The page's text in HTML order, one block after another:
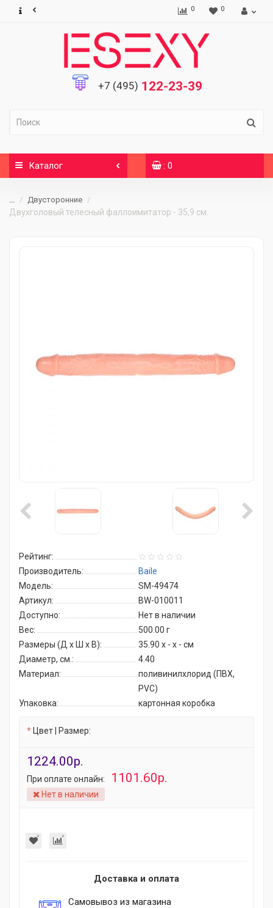
0 0
+7 (495) 122-23-39
Каталог : 0
... Двусторонние
Двухголовый телесный фаллоимитатор - 35,9 см.
Рейтинг:
Производитель:
Baile
Модель:
SM-49474
Артикул:
BW-010011
Доступно:
Нет в наличии
Вес:
500.00 г
Размеры (Д x Ш x В):
35.90 x - x - см
Диаметр, см.:
4.40
Материал:
поливинилхлорид (ПВХ,
PVC)
Упаковка:
картонная коробка
Цвет | Размер:
1224.00р.
При оплате онлайн: 1101.60р.
Нет в наличии
Доставка и оплата
Самовывоз из магазина